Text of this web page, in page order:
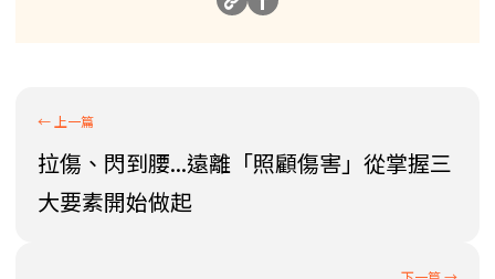
拉傷、閃到腰...遠離「照顧傷害」從掌握三
大要素開始做起